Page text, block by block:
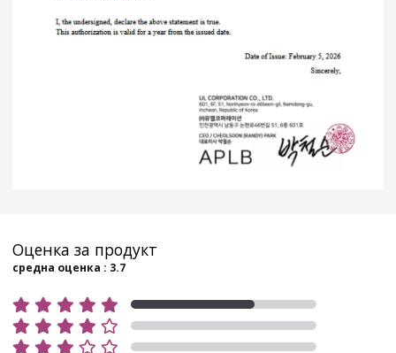
Оценка за продукт
средна оценка : 3.7